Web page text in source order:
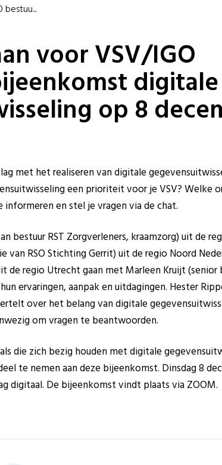
voor VSV/IGO
digitale
op 8
met het realiseren van digitale
een prioriteit voor je VSV? Welke
en stel je vragen via de chat.
bestuur RST Zorgverleners, kraamzorg) uit de
RSO Stichting Gerrit) uit de regio Noord
de regio Utrecht gaan met Marleen Kruijt (senior
ervaringen, aanpak en uitdagingen. Hester
over het belang van digitale
om vragen te beantwoorden.
die zich bezig houden met digitale
te nemen aan deze bijeenkomst. Dinsdag 8
digitaal. De bijeenkomst vindt plaats via ZOOM.